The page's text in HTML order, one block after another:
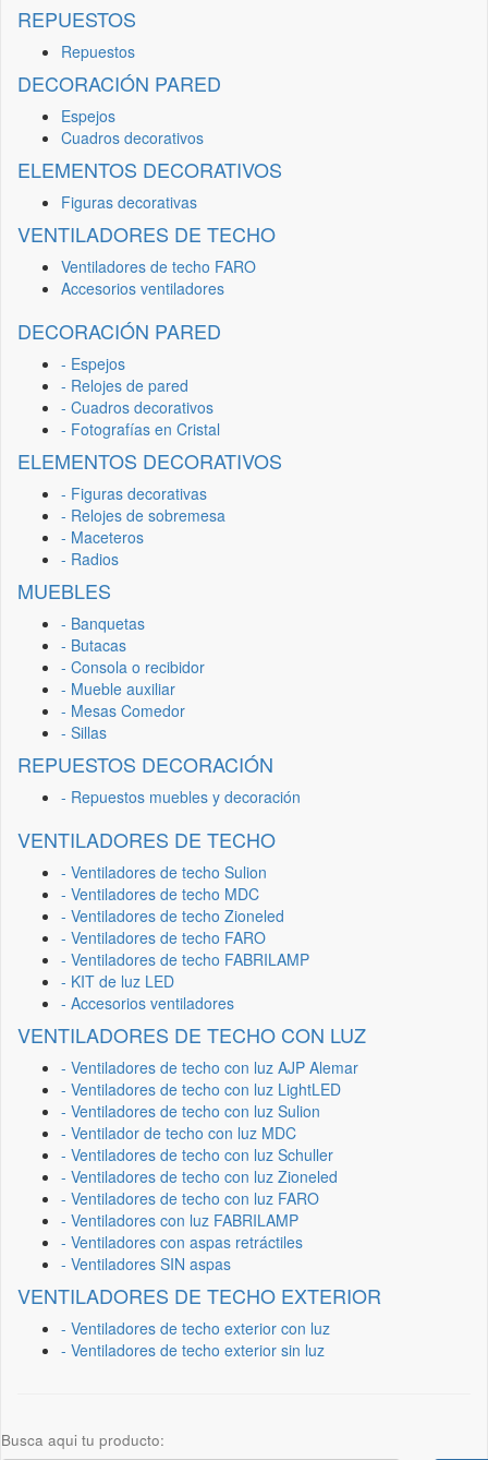
REPUESTOS
Repuestos
DECORACIÓN PARED
Espejos
Cuadros decorativos
ELEMENTOS DECORATIVOS
Figuras decorativas
VENTILADORES DE TECHO
Ventiladores de techo FARO
Accesorios ventiladores
DECORACIÓN PARED
- Espejos
- Relojes de pared
- Cuadros decorativos
- Fotografías en Cristal
ELEMENTOS DECORATIVOS
- Figuras decorativas
- Relojes de sobremesa
- Maceteros
- Radios
MUEBLES
- Banquetas
- Butacas
- Consola o recibidor
- Mueble auxiliar
- Mesas Comedor
- Sillas
REPUESTOS DECORACIÓN
- Repuestos muebles y decoración
VENTILADORES DE TECHO
- Ventiladores de techo Sulion
- Ventiladores de techo MDC
- Ventiladores de techo Zioneled
- Ventiladores de techo FARO
- Ventiladores de techo FABRILAMP
- KIT de luz LED
- Accesorios ventiladores
VENTILADORES DE TECHO CON LUZ
- Ventiladores de techo con luz AJP Alemar
- Ventiladores de techo con luz LightLED
- Ventiladores de techo con luz Sulion
- Ventilador de techo con luz MDC
- Ventiladores de techo con luz Schuller
- Ventiladores de techo con luz Zioneled
- Ventiladores de techo con luz FARO
- Ventiladores con luz FABRILAMP
- Ventiladores con aspas retráctiles
- Ventiladores SIN aspas
VENTILADORES DE TECHO EXTERIOR
- Ventiladores de techo exterior con luz
- Ventiladores de techo exterior sin luz
Busca aqui tu producto: